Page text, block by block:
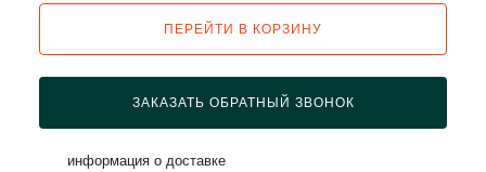
ПЕРЕЙТИ В КОРЗИНУ
ЗАКАЗАТЬ ОБРАТНЫЙ ЗВОНОК
информация о доставке